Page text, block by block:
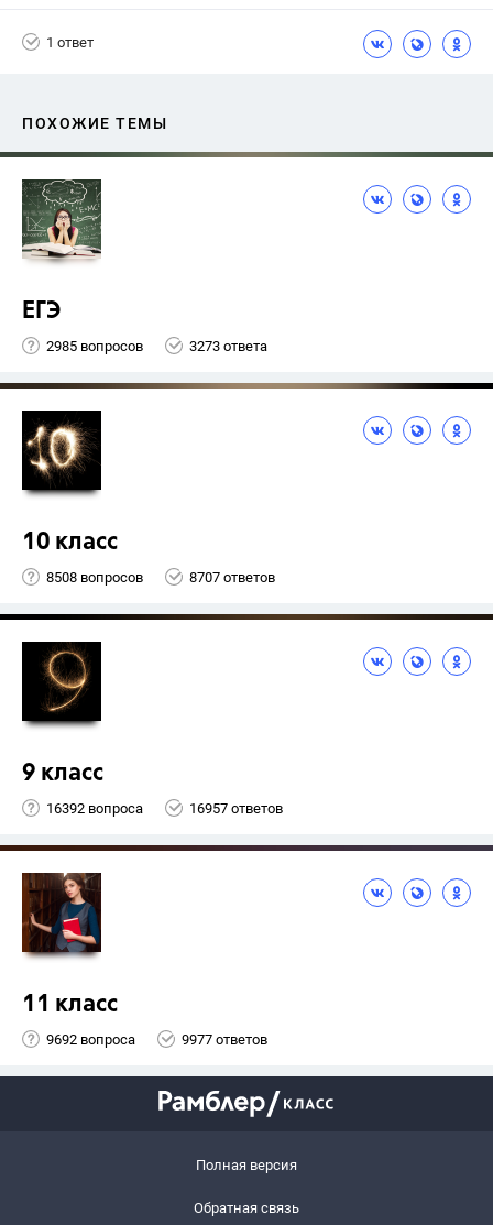
1 ответ
ПОХОЖИЕ ТЕМЫ
ЕГЭ
2985 вопросов 3273 ответа
10 класс
8508 вопросов 8707 ответов
9 класс
16392 вопроса 16957 ответов
11 класс
9692 вопроса 9977 ответов
Полная версия
Обратная связь